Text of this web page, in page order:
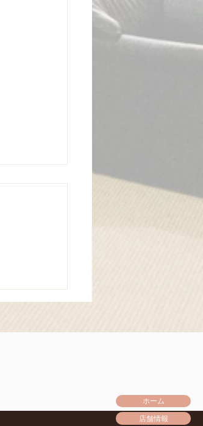
ホーム
店舗情報